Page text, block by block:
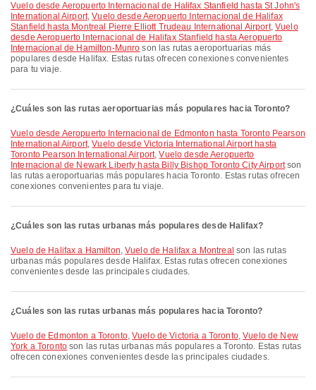
Vuelo desde Aeropuerto Internacional de Halifax Stanfield hasta St John's
International Airport,Vuelo desde Aeropuerto Internacional de Halifax
Stanfield hasta Montreal Pierre Elliott Trudeau International Airport, Vuelo
desde Aeropuerto Internacional de Halifax Stanfield hasta Aeropuerto
Internacional de Hamilton-Munro son las rutas aeroportuarias más
populares desde Halifax. Estas rutas ofrecen conexiones convenientes
para tu viaje.
¿Cuáles son las rutas aeroportuarias más populares hacia Toronto?
Vuelo desde Aeropuerto Internacional de Edmonton hasta Toronto Pearson
International Airport,Vuelo desde Victoria International Airport hasta
Toronto Pearson International Airport,Vuelo desde Aeropuerto
Internacional de Newark Liberty hasta Billy Bishop Toronto City Airportson
las rutas aeroportuarias más populares hacia Toronto. Estas rutas ofrecen
conexiones convenientes para tu viaje.
¿Cuáles son las rutas urbanas más populares desde Halifax?
Vuelo de Halifax a Hamilton,Vuelo de Halifax a Montreal son las rutas
urbanas más populares desde Halifax. Estas rutas ofrecen conexiones
convenientes desde las principales ciudades.
¿Cuáles son las rutas urbanas más populares hacia Toronto?
Vuelo de Edmonton a Toronto,Vuelo de Victoria a Toronto,Vuelo de New
York a Torontoson las rutas urbanas más populares a Toronto. Estas rutas
ofrecen conexiones convenientes desde las principales ciudades.